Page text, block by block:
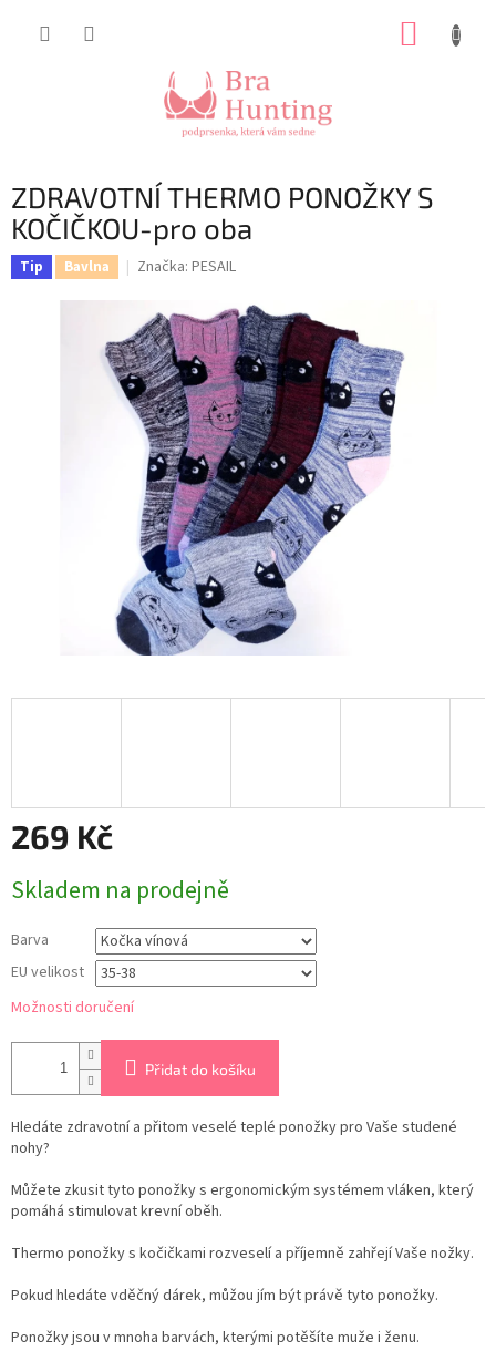
ZDRAVOTNÍ THERMO PONOŽKY S
KOČIČKOU-pro oba
Tip Bavlna Značka: PESAIL
269 Kč
cena:
Skladem na prodejně
Barva
EU velikost
Možnosti doručení
Přidat do košíku
Hledáte zdravotní a přitom veselé teplé ponožky pro Vaše studené
nohy?
Můžete zkusit tyto ponožky s ergonomickým systémem vláken, který
pomáhá stimulovat krevní oběh.
Thermo ponožky s kočičkami rozveselí a příjemně zahřejí Vaše nožky.
Pokud hledáte vděčný dárek, můžou jím být právě tyto ponožky.
Ponožky jsou v mnoha barvách, kterými potěšíte muže i ženu.